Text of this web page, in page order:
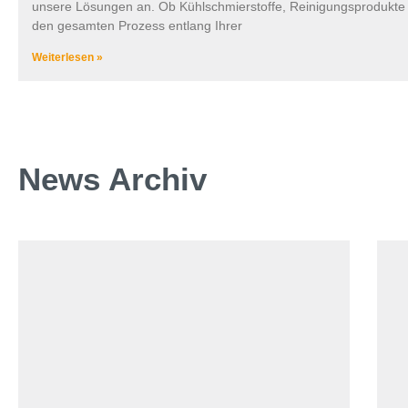
unsere Lösungen an. Ob Kühlschmierstoffe,
den gesamten Prozess entlang Ihrer
Weiterlesen »
News Archiv